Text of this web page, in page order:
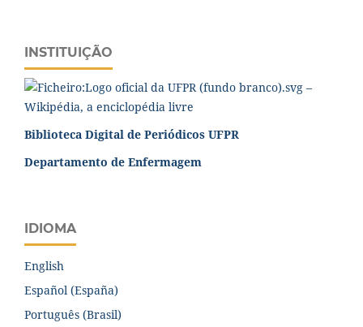
INSTITUIÇÃO
Biblioteca Digital de Periódicos UFPR
Departamento de Enfermagem
IDIOMA
English
Español (España)
Português (Brasil)